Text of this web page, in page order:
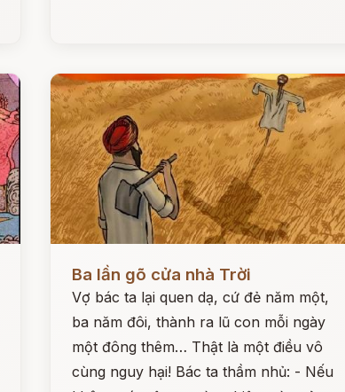
Đọc ngay
Ba lần gõ cửa nhà Trời
Vợ bác ta lại quen dạ, cứ đẻ năm một,
ba năm đôi, thành ra lũ con mỗi ngày
một đông thêm… Thật là một điều vô
cùng nguy hại! Bác ta thầm nhủ: - Nếu